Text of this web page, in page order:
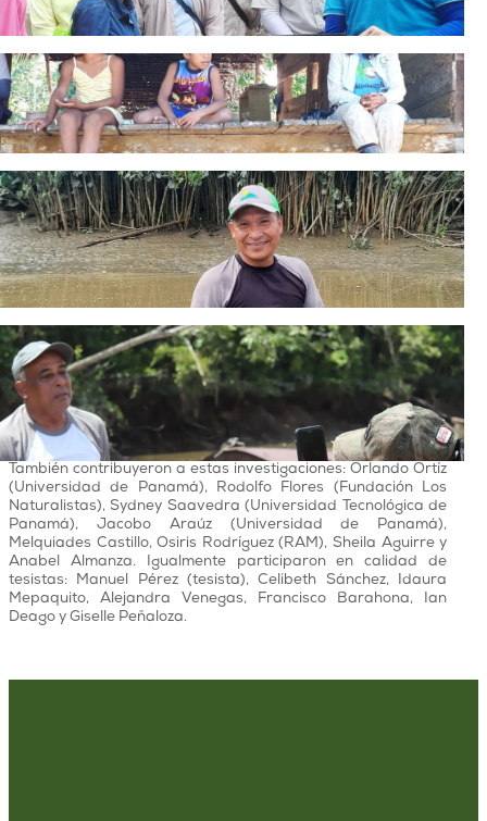
Panamá, Centro Regional de Panamá Oeste.
KARLA APARICIO
Directora Ejecutiva de la Fundación Naturaleza y Ciencia 507.
HAYRO CUNAMPIO TÓCAMO
Licenciado en Administración de Empresas. Presidente de
Raíces Ambientales de Matusagaratí (RAM) y miembro de la
Asociación de Profesionales de Darién (APRODISO).
HERMEL LÓPEZ
Licenciado en Economía con maestría en Economía agrícola.
Presidente de la Alianza por un Mejor Darién y de la
Asociación de Profesionales de Darién (APRODISO).
También contribuyeron a estas investigaciones: Orlando Ortíz
(Universidad de Panamá), Rodolfo Flores (Fundación Los
Naturalistas), Sydney Saavedra (Universidad Tecnológica de
Panamá), Jacobo Araúz (Universidad de Panamá),
Melquiades Castillo, Osiris Rodríguez (RAM), Sheila Aguirre y
Anabel Almanza. Igualmente participaron en calidad de
tesistas: Manuel Pérez (tesista), Celibeth Sánchez, Idaura
Mepaquito, Alejandra Venegas, Francisco Barahona, Ian
Deago y Giselle Peñaloza.